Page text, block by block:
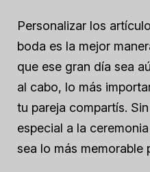
Personalizar los
boda es la mejor
que ese gran día sea
al cabo, lo más
tu pareja compartís.
especial a la
sea lo más memorable